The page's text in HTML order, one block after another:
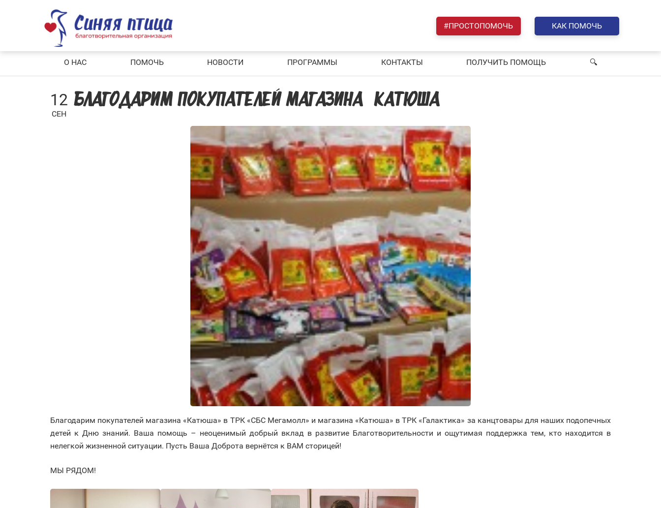
#ПРОСТОПОМОЧЬ КАК ПОМОЧЬ
О НАС ПОМОЧЬ НОВОСТИ ПРОГРАММЫ КОНТАКТЫ ПОЛУЧИТЬ ПОМОЩЬ 🔍︎
12
СЕН
БЛАГОДАРИМ ПОКУПАТЕЛЕЙ МАГАЗИНА «КАТЮША»
Благодарим покупателей магазина «Катюша» в ТРК «СБС Мегамолл» и магазина «Катюша» в ТРК «Галактика» за канцтовары для наших подопечных
детей к Дню знаний. Ваша помощь – неоценимый добрый вклад в развитие Благотворительности и ощутимая поддержка тем, кто находится в
нелегкой жизненной ситуации. Пусть Ваша Доброта вернётся к ВАМ сторицей!
МЫ РЯДОМ!